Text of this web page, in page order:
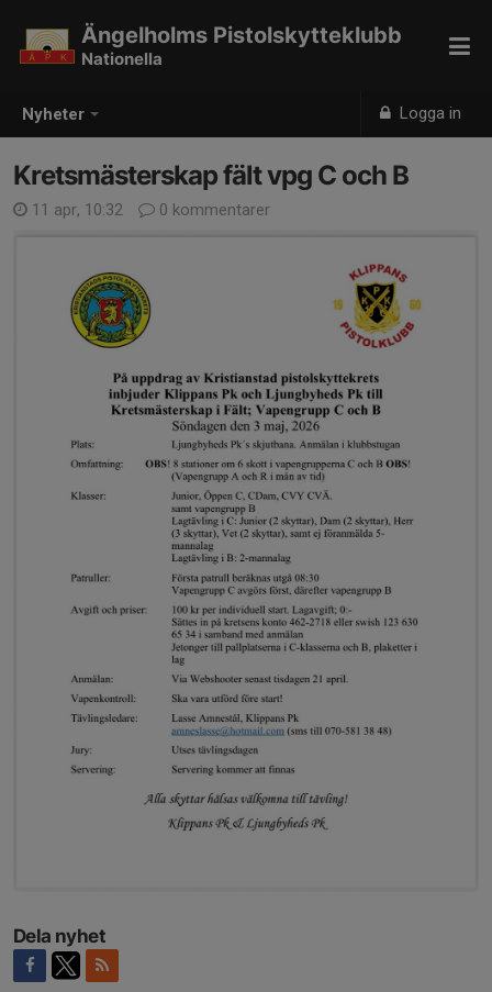
Nyheter Logga in
Ängelholms Pistolskytteklubb
Nationella
Kretsmästerskap fält vpg C och B
11 apr, 10:32 0 kommentarer
Dela nyhet